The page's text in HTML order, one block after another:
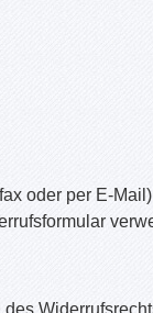
oder per E-